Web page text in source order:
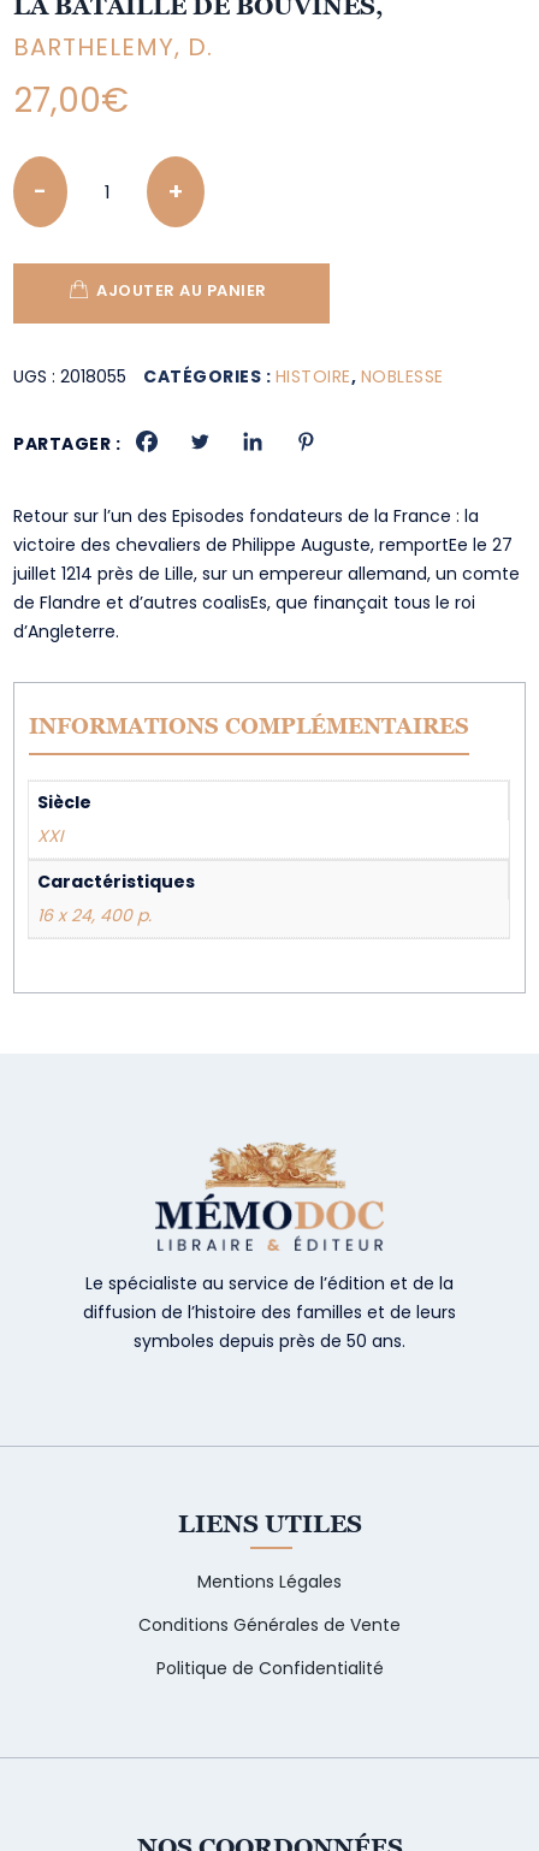
LA BATAILLE DE BOUVINES,
BARTHELEMY, D.
27,00€
Quantity
AJOUTER AU PANIER
UGS :2018055 CATÉGORIES : HISTOIRE, NOBLESSE
PARTAGER :
Retour sur l’un des Episodes fondateurs de la France : la
victoire des chevaliers de Philippe Auguste, remportEe le 27
juillet 1214 près de Lille, sur un empereur allemand, un comte
de Flandre et d’autres coalisEs, que finançait tous le roi
d’Angleterre.
INFORMATIONS COMPLÉMENTAIRES
Siècle
XXI
Caractéristiques
16 x 24, 400 p.
Le spécialiste au service de l’édition et de la
diffusion de l’histoire des familles et de leurs
symboles depuis près de 50 ans.
LIENS UTILES
Mentions Légales
Conditions Générales de Vente
Politique de Confidentialité